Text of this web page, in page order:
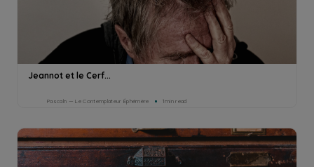
Jeannot et le Cerf...
Pascaln — Le Contemplateur Éphémère 1min read